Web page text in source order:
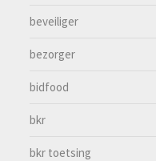
beveiliger
bezorger
bidfood
bkr
bkr toetsing